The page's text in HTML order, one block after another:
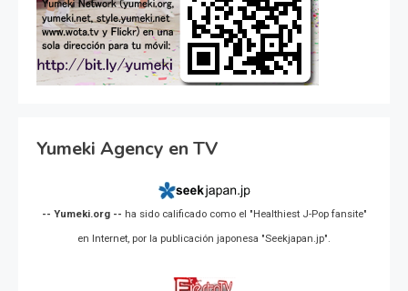
Yumeki Agency en TV
-- Yumeki.org -- ha sido calificado como el "Healthiest J-Pop fansite"
en Internet, por la publicación japonesa "Seekjapan.jp".